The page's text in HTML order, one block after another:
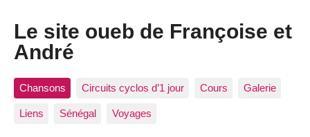
Le site oueb de Françoise et
André
Chansons Circuits cyclos d’1 jour Cours Galerie
Liens Sénégal Voyages